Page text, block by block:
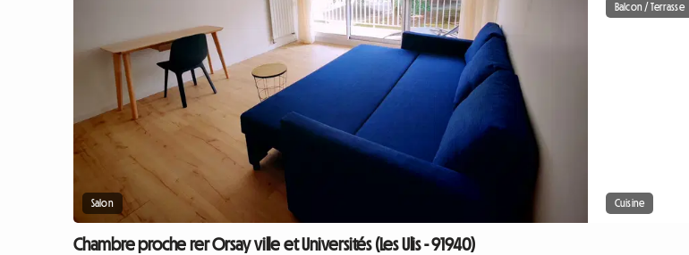
Salon
Balcon / Terrasse
Cuisine
Chambre proche rer Orsay ville et Universités (Les Ulis - 91940)